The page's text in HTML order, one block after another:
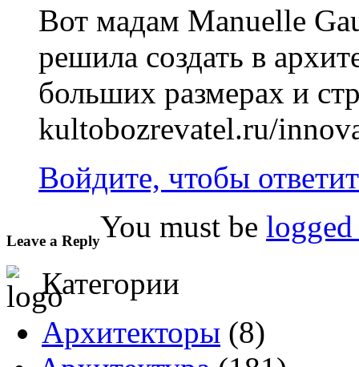
Вот мадам Manuelle
решила создать в
больших размерах и
kultobozrevatel.ru/
Войдите, чтобы
Leave a ReplyYou must be
Категории
Архитекторы (8)